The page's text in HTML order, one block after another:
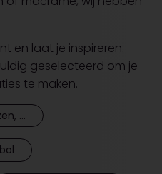
en laat je inspireren.
geselecteerd om je
te maken.
...